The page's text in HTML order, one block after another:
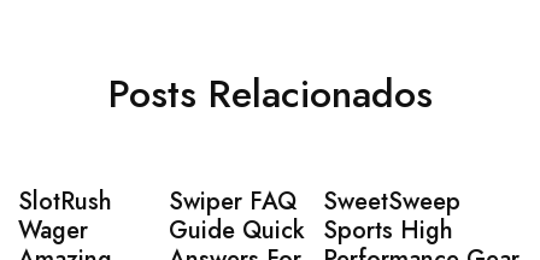
Posts Relacionados
SlotRush
Wager
Swiper FAQ
Guide Quick
SweetSweep
Sports High